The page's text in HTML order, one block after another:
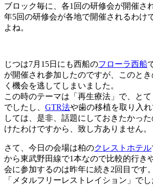
ブロック毎に、各1回の研修会が開催さ
年5回の研修会が各地で開催されるわけ
よね。
じつは7月15日にも西船のフローラ西船
が開催され参加したのですが、このと
く機会を逃してしまいました。
この時のテーマは「再生療法」で、と
でしたし、 GTR法や歯の移植を取り入
しては、是非、話題にしておきたかっ
けたわけですから、致し方ありません。
さて、今日の会場は柏のクレストホテル
から東武野田線で1本なので比較的行き
会に参加するのは昨年に続き2回目です
「メタルフリーレストレイション」でし